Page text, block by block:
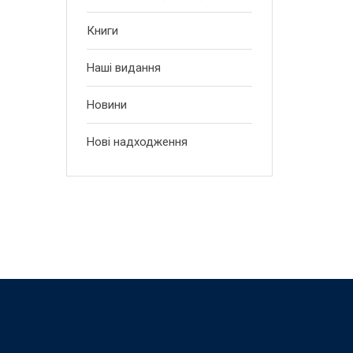
Книги
Наші видання
Новини
Нові надходження